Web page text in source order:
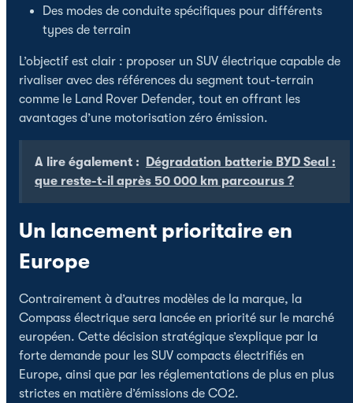
Des modes de conduite spécifiques pour différents
types de terrain
L’objectif est clair : proposer un SUV électrique capable de
rivaliser avec des références du segment tout-terrain
comme le Land Rover Defender, tout en offrant les
avantages d’une motorisation zéro émission.
A lire également :
Dégradation batterie BYD Seal :
que reste-t-il après 50 000 km parcourus ?
Un lancement prioritaire en
Europe
Contrairement à d’autres modèles de la marque, la
Compass électrique sera lancée en priorité sur le marché
européen. Cette décision stratégique s’explique par la
forte demande pour les SUV compacts électrifiés en
Europe, ainsi que par les réglementations de plus en plus
strictes en matière d’émissions de CO2.